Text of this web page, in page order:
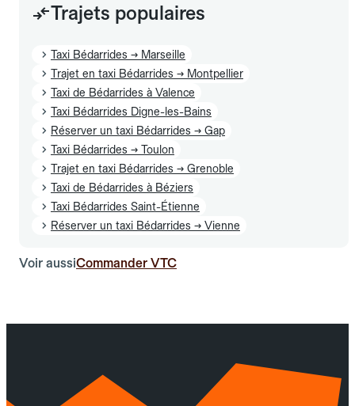
Trajets populaires
Taxi Bédarrides → Marseille
Trajet en taxi Bédarrides → Montpellier
Taxi de Bédarrides à Valence
Taxi Bédarrides Digne-les-Bains
Réserver un taxi Bédarrides → Gap
Taxi Bédarrides → Toulon
Trajet en taxi Bédarrides → Grenoble
Taxi de Bédarrides à Béziers
Taxi Bédarrides Saint-Étienne
Réserver un taxi Bédarrides → Vienne
Voir aussiCommander VTC